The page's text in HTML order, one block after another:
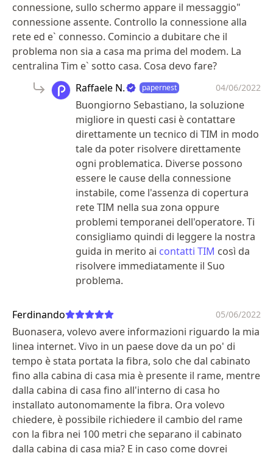
connessione, sullo schermo appare il messaggio"
connessione assente. Controllo la connessione alla
rete ed e` connesso. Comincio a dubitare che il
problema non sia a casa ma prima del modem. La
centralina Tim e` sotto casa. Cosa devo fare?
Raffaele N.
papernest 04/06/2022
Buongiorno Sebastiano, la soluzione
migliore in questi casi è contattare
direttamente un tecnico di TIM in modo
tale da poter risolvere direttamente
ogni problematica. Diverse possono
essere le cause della connessione
instabile, come l'assenza di copertura
rete TIM nella sua zona oppure
problemi temporanei dell'operatore. Ti
consigliamo quindi di leggere la nostra
guida in merito ai contatti TIM così da
risolvere immediatamente il Suo
problema.
Ferdinando 05/06/2022
Buonasera, volevo avere informazioni riguardo la mia
linea internet. Vivo in un paese dove da un po' di
tempo è stata portata la fibra, solo che dal cabinato
fino alla cabina di casa mia è presente il rame, mentre
dalla cabina di casa fino all'interno di casa ho
installato autonomamente la fibra. Ora volevo
chiedere, è possibile richiedere il cambio del rame
con la fibra nei 100 metri che separano il cabinato
dalla cabina di casa mia? E in caso come dovrei